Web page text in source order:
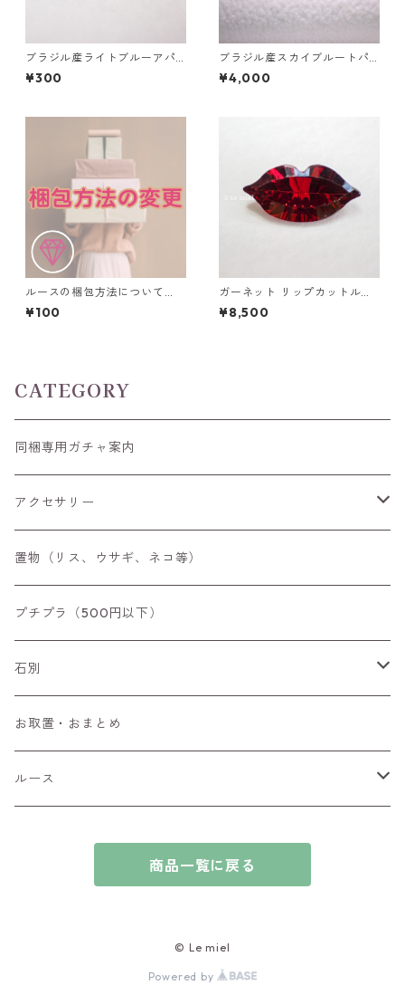
ブラジル産ライトブルーアパ
タイト ラウンドカットルース
直径3.5mm 前後
¥300
ブラジル産スカイブルートパ
ーズ フラワーカットルース 3.
4ct 9.0mm*9.0mm*6.0mm
¥4,000
ルースの梱包方法について
（ルースケース利用の追加料
金）
¥100
ガーネット リップカットルー
ス 2.0ct 12mm*6mm*4mm
¥8,500
CATEGORY
同梱専用ガチャ案内
アクセサリー
空枠
リング
ペンダントトップ
ブローチ
チャーム
ブレスレット
置物（リス、ウサギ、ネコ等）
プチプラ（500円以下）
石別
アイオライト
アウイナイト
アクアマリン
お取置・おまとめ
ルース
カボションカット
商品一覧に戻る
© Le miel
Powered by